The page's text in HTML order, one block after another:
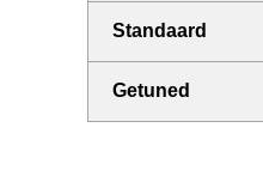
Standaard
Getuned